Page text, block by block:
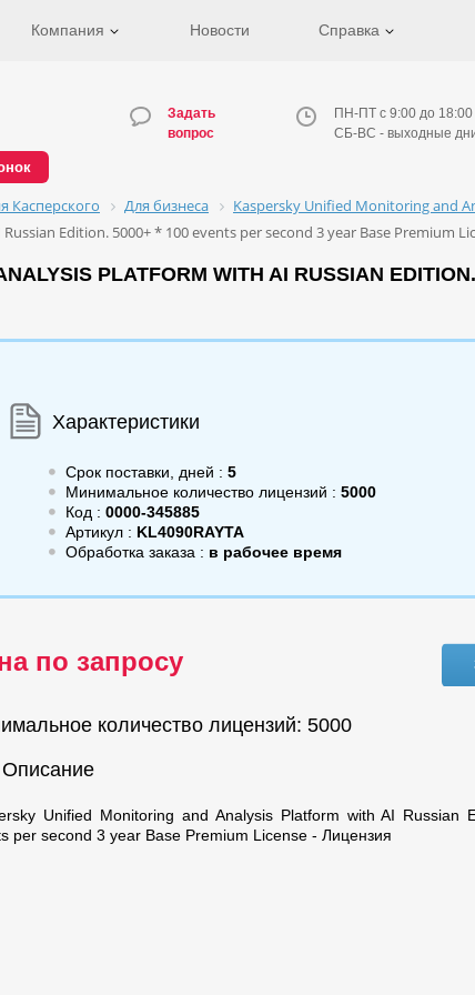
Компания Новости Справка
Задать
вопрос
ПН-ПТ с 9:00 до 18:00
СБ-ВС - выходные
Касперского Для бизнеса
Kaspersky Unified Monitoring and
Edition. 5000+ * 100 events per second 3 year Base Premium
PLATFORM WITH AI RUSSIAN
Характеристики
Срок поставки, дней : 5
Минимальное количество лицензий : 5000
Код : 0000-345885
Артикул : KL4090RAYTA
Обработка заказа : в рабочее время
по запросу
количество лицензий: 5000
Описание
Unified Monitoring and Analysis Platform with AI Russian
per second 3 year Base Premium License - Лицензия